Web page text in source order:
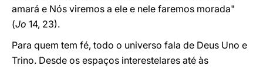
amará e Nós viremos a ele e nele faremos morada"
(Jo 14, 23).
Para quem tem fé, todo o universo fala de Deus Uno e
Trino. Desde os espaços interestelares até às